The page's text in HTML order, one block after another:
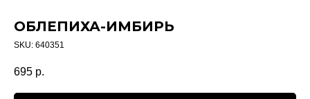
ОБЛЕПИХА-ИМБИРЬ
SKU: 640351
695 р.